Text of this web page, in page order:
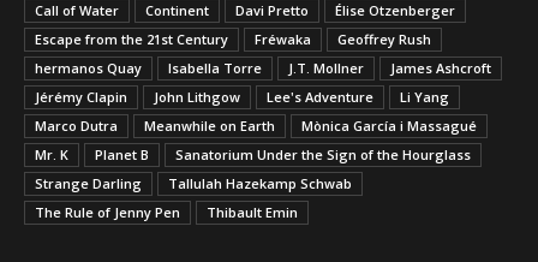
Call of Water
Continent Davi Pretto
Élise Otzenberger
Escape from the 21st Century
Fréwaka
Geoffrey Rush
hermanos Quay
Isabella Torre J.T. Mollner
James Ashcroft
Jérémy Clapin
John Lithgow Lee's Adventure
Li Yang
Marco Dutra
Meanwhile on Earth
Mònica García i Massagué
Mr. K
Planet B
Sanatorium Under the Sign of the Hourglass
Strange Darling
Tallulah Hazekamp Schwab
The Rule of Jenny Pen
Thibault Emin